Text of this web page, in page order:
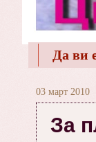
Да ви
03 март 2010
За